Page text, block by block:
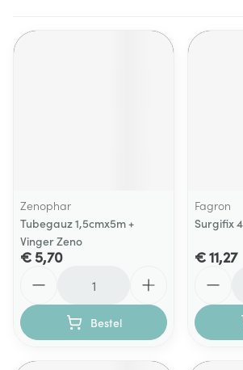
Zenophar
Tubegauz 1,5cmx5m +
Vinger Zeno
€ 5,70
Bestel
Fagron
Surgifix
€ 11,27